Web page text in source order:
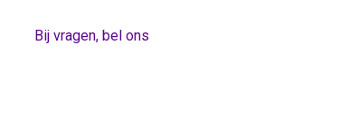
Bij vragen, bel ons